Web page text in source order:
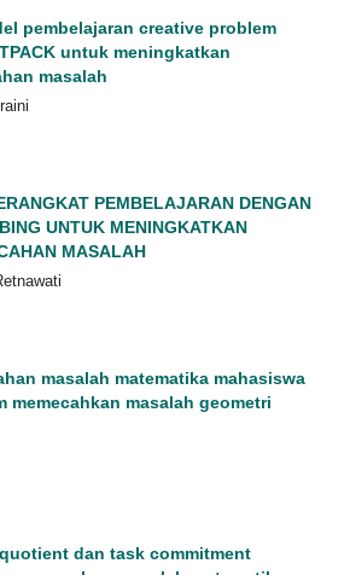
pembelajaran creative problem
untuk meningkatkan
masalah
PEMBELAJARAN DENGAN
UNTUK MENINGKATKAN
MASALAH
masalah matematika mahasiswa
memecahkan masalah geometri
dan task commitment